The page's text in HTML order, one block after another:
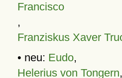
Francisco
,
Franziskus Xaver
• neu: Eudo,
Helerius von Tongern,